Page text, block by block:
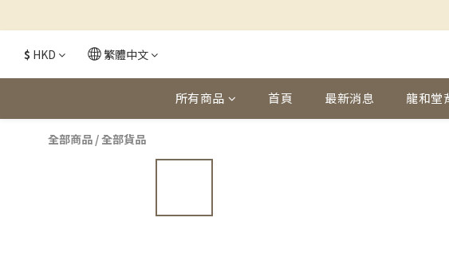
$ HKD 繁體中文
所有商品 首頁 最新消息 龍和堂
全部商品 /全部貨品